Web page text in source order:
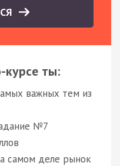
курсе ты:
важных тем из
№7
самом деле рынок